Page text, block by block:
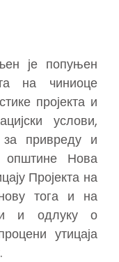
је попуњен
на чиниоце
пројекта и
услови,
привреду и
општине Нова
Пројекта на
тога и на
и одлуку о
утицаја